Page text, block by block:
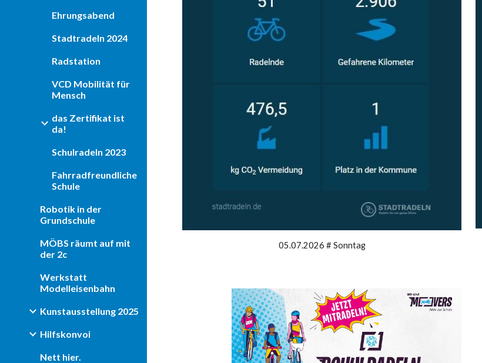
Ehrungsabend
Stadtradeln 2024
Radstation
VCD Mobilität für
Mensch
das Zertifikat ist
da!
Schulradeln 2023
Fahrradfreundliche
Schule
Robotik in der
Grundschule
MÖBS räumt auf mit
der 2c
Werkstatt
Modelleisenbahn
Kunstausstellung 2025
Hilfskonvoi
Nett hier.
05.07.2026 # Sonntag